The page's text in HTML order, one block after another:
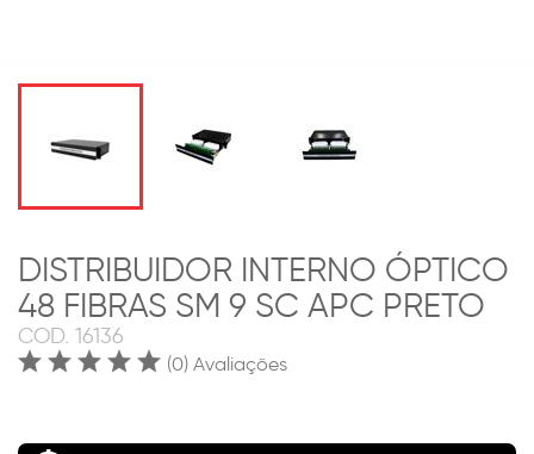
DISTRIBUIDOR INTERNO ÓPTICO
48 FIBRAS SM 9 SC APC PRETO
COD. 16136
(0) Avaliações